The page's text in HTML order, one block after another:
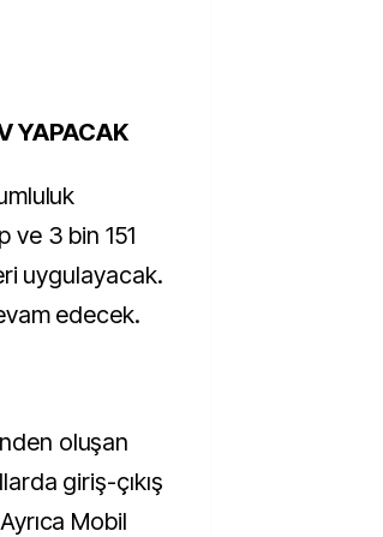
YAPACAK
ve 3 bin 151
uygulayacak.
edecek.
oluşan
giriş-çıkış
Mobil